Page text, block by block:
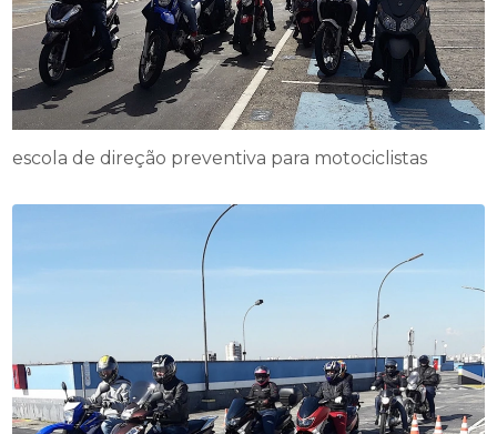
escola de direção preventiva para motociclistas